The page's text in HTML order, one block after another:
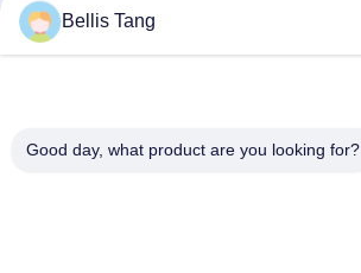
Bellis Tang
Good day, what product are you looking for?